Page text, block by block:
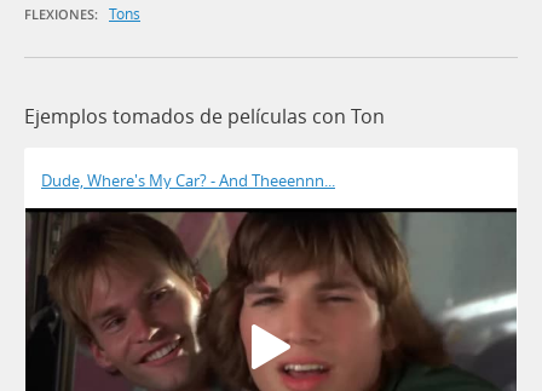
FLEXIONES: Tons
Ejemplos tomados de películas con Ton
Dude, Where's My Car? - And Theeennn...